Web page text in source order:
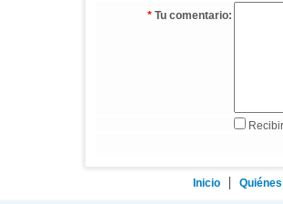
* Tu comentario:
Inicio